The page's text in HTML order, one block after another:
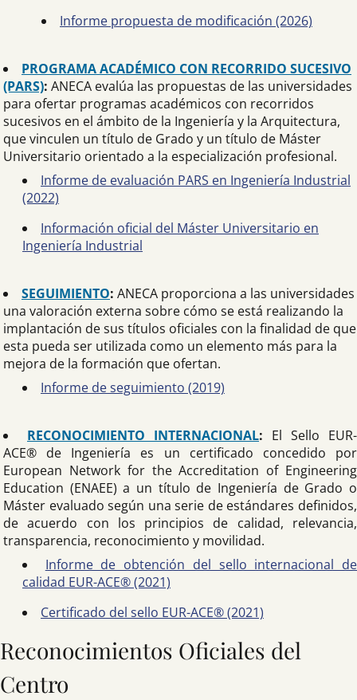
Informe propuesta de modificación (2026)
PROGRAMA ACADÉMICO CON RECORRIDO SUCESIVO
(PARS): ANECA evalúa las propuestas de las universidades
para ofertar programas académicos con recorridos
sucesivos en el ámbito de la Ingeniería y la Arquitectura,
que vinculen un título de Grado y un título de Máster
Universitario orientado a la especialización profesional.
Informe de evaluación PARS en Ingeniería Industrial
(2022)
Información oficial del Máster Universitario en
Ingeniería Industrial
SEGUIMIENTO: ANECA proporciona a las universidades
una valoración externa sobre cómo se está realizando la
implantación de sus títulos oficiales con la finalidad de que
esta pueda ser utilizada como un elemento más para la
mejora de la formación que ofertan.
Informe de seguimiento (2019)
RECONOCIMIENTO INTERNACIONAL: El Sello EUR-
ACE® de Ingeniería es un certificado concedido por
European Network for the Accreditation of Engineering
Education (ENAEE) a un título de Ingeniería de Grado o
Máster evaluado según una serie de estándares definidos,
de acuerdo con los principios de calidad, relevancia,
transparencia, reconocimiento y movilidad.
Informe de obtención del sello internacional de
calidad EUR-ACE® (2021)
Certificado del sello EUR-ACE® (2021)
Reconocimientos Oficiales del
Centro